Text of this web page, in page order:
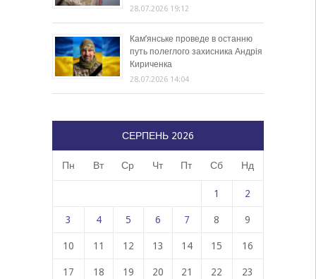
28.07.2026 19:12
Кам’янське проведе в останню
путь полеглого захисника Андрія
Кириченка
28.07.2026 14:04
СЕРПЕНЬ 2026
Пн Вт Ср Чт Пт Сб Нд
1 2
3 4 5 6 7 8 9
10 11 12 13 14 15 16
17 18 19 20 21 22 23